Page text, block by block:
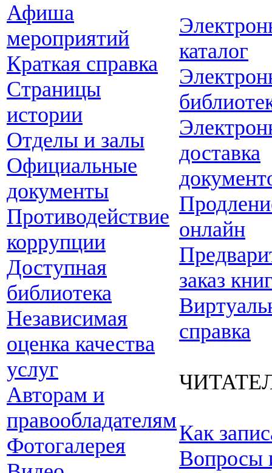
Афиша
мероприятий
Краткая справка
Страницы
истории
Отделы и залы
Официальные
документы
Противодействие
коррупции
Доступная
библиотека
Независимая
оценка качества
услуг
Авторам и
правообладателям
Фотогалерея
каталог
доставка
онлайн
заказ
справка
Как
Вопросы